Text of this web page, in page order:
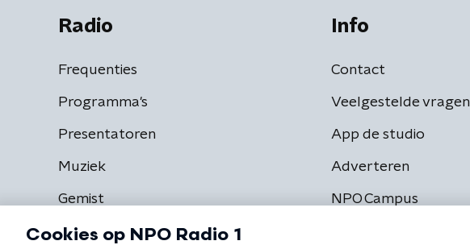
Radio
Frequenties
Programma's
Presentatoren
Muziek
Gemist
Info
Contact
Veelgestelde vragen
App de studio
Adverteren
NPO Campus